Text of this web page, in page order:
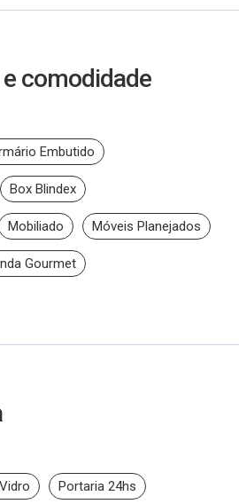
comodidade
Embutido
Box Blindex
Mobiliado Móveis Planejados
Gourmet
Portaria 24hs